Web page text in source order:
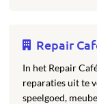
Repair
In het Repair
reparaties uit te
speelgoed,